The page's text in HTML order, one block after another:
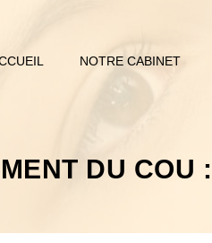
NOTRE CABINET
DU COU